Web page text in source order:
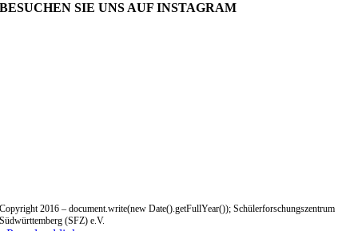
BESUCHEN SIE UNS AUF INSTAGRAM
Copyright 2016 – document.write(new Date().getFullYear()); Schülerforschungszentrum
Südwürttemberg (SFZ) e.V.